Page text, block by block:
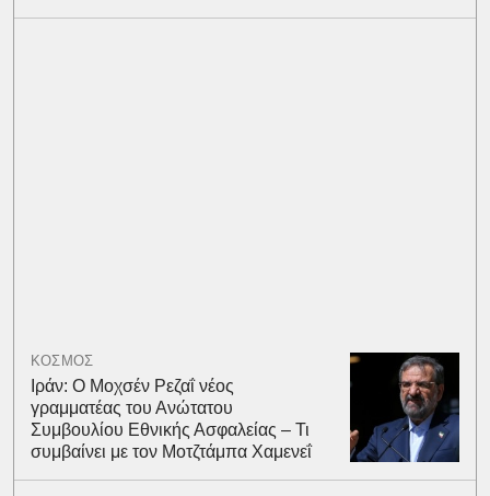
ΚΟΣΜΟΣ
Ιράν: Ο Μοχσέν Ρεζαΐ νέος
γραμματέας του Ανώτατου
Συμβουλίου Εθνικής Ασφαλείας – Τι
συμβαίνει με τον Μοτζτάμπα Χαμενεΐ